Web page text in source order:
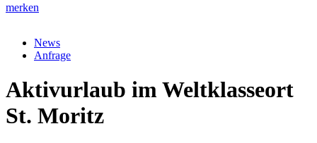
merken
News
Anfrage
Aktivurlaub im Weltklasseort
St. Moritz